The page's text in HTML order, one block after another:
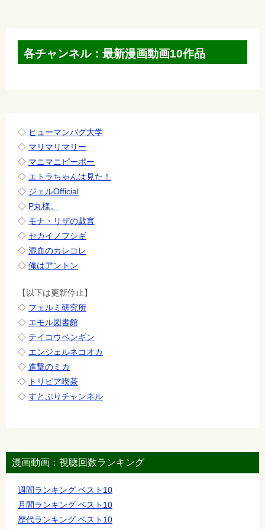
各チャンネル：最新漫画動画10作品
◇ ヒューマンバグ大学
◇ マリマリマリー
◇ マニマニピーポー
◇ エトラちゃんは見た！
◇ ジェルOfficial
◇ P丸様。
◇ モナ・リザの戯言
◇ セカイノフシギ
◇ 混血のカレコレ
◇ 俺はアントン
【以下は更新停止】
◇ フェルミ研究所
◇ エモル図書館
◇ テイコウペンギン
◇ エンジェルネコオカ
◇ 進撃のミカ
◇ トリビア喫茶
◇ すとぷりチャンネル
漫画動画：視聴回数ランキング
週間ランキング ベスト10
月間ランキング ベスト10
歴代ランキング ベスト10